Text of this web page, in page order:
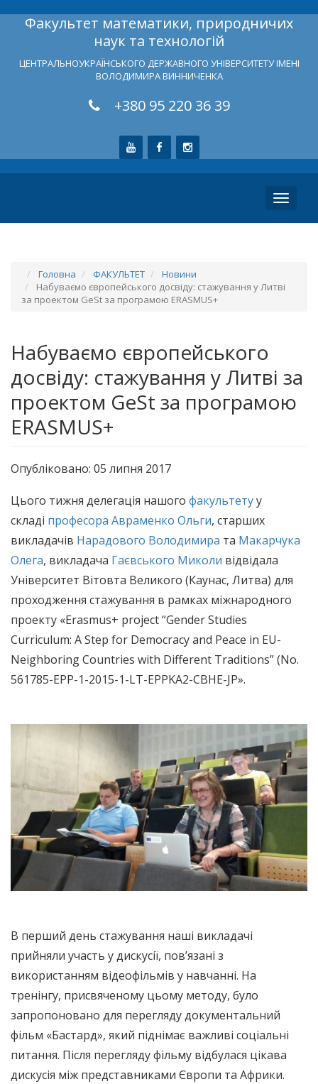
Факультет математики, природничих
наук та технологій
ЦЕНТРАЛЬНОУКРАЇНСЬКОГО ДЕРЖАВНОГО УНІВЕРСИТЕТУ ІМЕНІ
ВОЛОДИМИРА ВИННИЧЕНКА
+380 95 220 36 39
Toggle
Головна ФАКУЛЬТЕТ
Новини
Набуваємо європейського досвіду: стажування у Литві
за проектом GeSt за програмою ERASMUS+
Набуваємо європейського
досвіду: стажування у Литві за
проектом GeSt за програмою
ERASMUS+
Опубліковано: 05 липня 2017
Цього тижня делегація нашого факультетуу
складі професора Авраменко Ольги, старших
викладачів Нарадового Володимира та Макарчука
Олега, викладача Гаєвського Миколи відвідала
Університет Вітовта Великого (Каунас, Литва) для
проходження стажування в рамках міжнародного
проекту «Erasmus+ project “Gender Studies
Curriculum: A Step for Democracy and Peace in EU-
Neighboring Countries with Different Traditions” (No.
561785-EPP-1-2015-1-LT-EPPKA2-CBHE-JP».
В перший день стажування наші викладачі
прийняли участь у дискусії, пов’язані з
використанням відеофільмів у навчанні. На
тренінгу, присвяченому цьому методу, було
запропоновано для перегляду документальний
фільм «Бастард», який піднімає важливі соціальні
питання. Після перегляду фільму відбулася цікава
дискусія між представниками Європи та Африки.